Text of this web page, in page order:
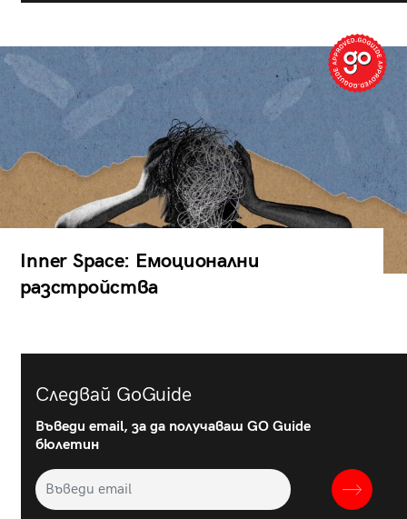
Inner Space: Емоционални
разстройства
Следвай GoGuide
Въведи email, за да получаваш GO Guide
бюлетин